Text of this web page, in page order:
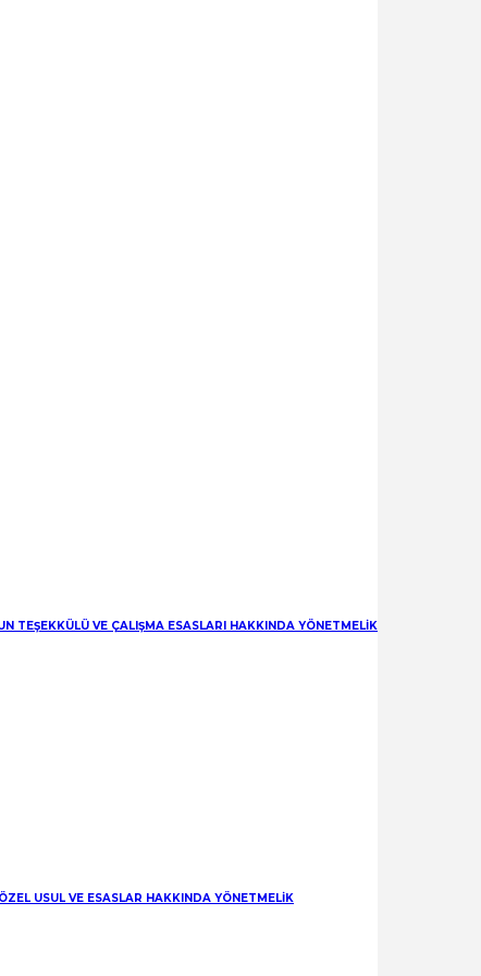
TEŞEKKÜLÜ VE ÇALIŞMA ESASLARI HAKKINDA YÖNETMELİK
USUL VE ESASLAR HAKKINDA YÖNETMELİK